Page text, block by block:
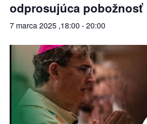
odprosujúca pobožnosť
7 marca 2025 ,18:00 -20:00